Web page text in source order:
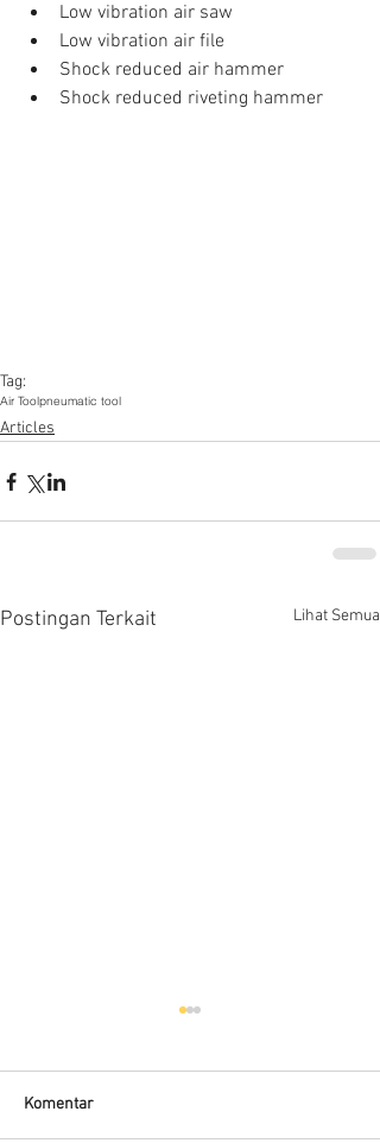
Low vibration air saw
Low vibration air file
Shock reduced air hammer
Shock reduced riveting hammer
Tag:
Air Toolpneumatic tool
Articles
Postingan Terkait Lihat Semua
Komentar